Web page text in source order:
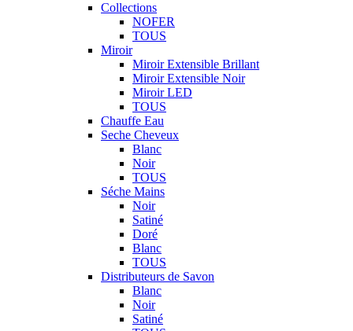
Collections
NOFER
TOUS
Miroir
Miroir Extensible Brillant
Miroir Extensible Noir
Miroir LED
TOUS
Chauffe Eau
Seche Cheveux
Blanc
Noir
TOUS
Séche Mains
Noir
Satiné
Doré
Blanc
TOUS
Distributeurs de Savon
Blanc
Noir
Satiné